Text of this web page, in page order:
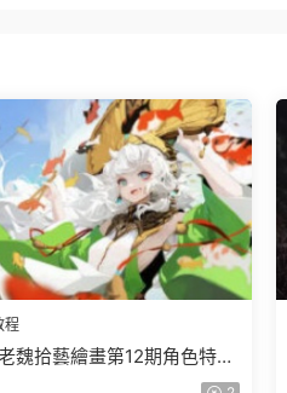
程
魏拾藝繪畫第12期角色特訓